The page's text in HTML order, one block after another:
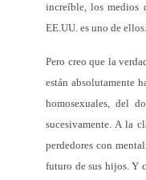
increíble, los medios
EE.UU. es uno de
Pero creo que la
están absolutamente
homosexuales, del
sucesivamente. A la
perdedores con
futuro de sus hijos. Y